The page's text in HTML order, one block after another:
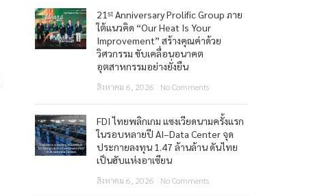
21ˢᵗ Anniversary Prolific Group ภาย
ใต้แนวคิด “Our Heat Is Your
Improvement” สร้างคุณค่าด้วย
วิศวกรรม ขับเคลื่อนอนาคต
อุตสาหกรรมอย่างยั่งยืน
สิงหาคม 6, 2026 No Comments
FDI ไทยพลิกเกม แซงเวียดนามครั้งแรก
ในรอบหลายปี AI–Data Center จุด
ประกายลงทุน 1.47 ล้านล้าน ดันไทย
เป็นฮับแห่งอาเซียน
สิงหาคม 6, 2026 No Comments